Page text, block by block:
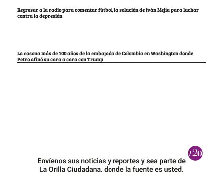
Regresar a la radio para comentar fútbol, la solución de Iván Mejía para luchar
contra la depresión
La casona más de 100 años de la embajada de Colombia en Washington donde
Petro afinó su cara a cara con Trump